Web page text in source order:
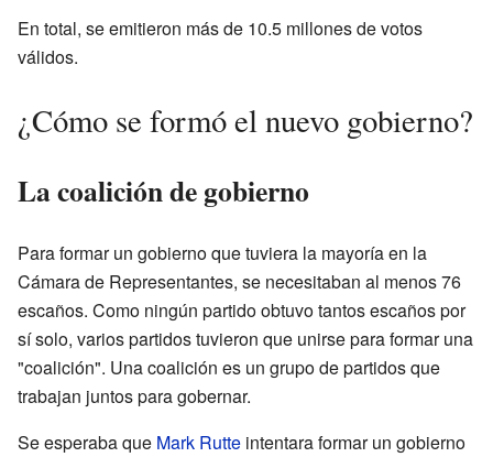
En total, se emitieron más de 10.5 millones de votos
válidos.
¿Cómo se formó el nuevo gobierno?
La coalición de gobierno
Para formar un gobierno que tuviera la mayoría en la
Cámara de Representantes, se necesitaban al menos 76
escaños. Como ningún partido obtuvo tantos escaños por
sí solo, varios partidos tuvieron que unirse para formar una
"coalición". Una coalición es un grupo de partidos que
trabajan juntos para gobernar.
Se esperaba que Mark Rutte intentara formar un gobierno